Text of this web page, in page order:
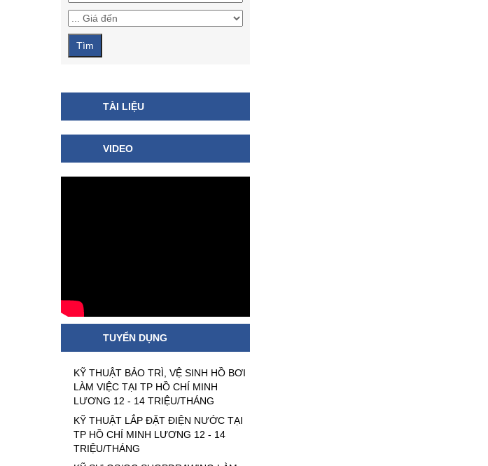
TÀI LIỆU
VIDEO
TUYỂN DỤNG
KỸ THUẬT BẢO TRÌ, VỆ SINH HỒ BƠI
LÀM VIỆC TẠI TP HỒ CHÍ MINH
LƯƠNG 12 - 14 TRIỆU/THÁNG
KỸ THUẬT LẮP ĐẶT ĐIỆN NƯỚC TẠI
TP HỒ CHÍ MINH LƯƠNG 12 - 14
TRIỆU/THÁNG